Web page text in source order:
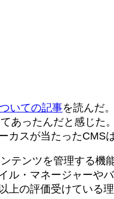
いての記事を読んだ
あったんだと感じ
スが当たったCMS
テンツを管理する
ル・マネージャーや
の評価受けている